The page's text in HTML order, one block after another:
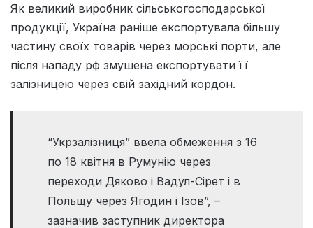
Як великий виробник сільськогосподарської
продукції, Україна раніше експортувала більшу
частину своїх товарів через морські порти, але
після нападу рф змушена експортувати її
залізницею через свій західний кордон.
“Укрзалізниця” ввела обмеження з 16
по 18 квітня в Румунію через
переходи Дяково і Вадул-Сірет і в
Польщу через Ягодин і Ізов”, –
зазначив заступник директора